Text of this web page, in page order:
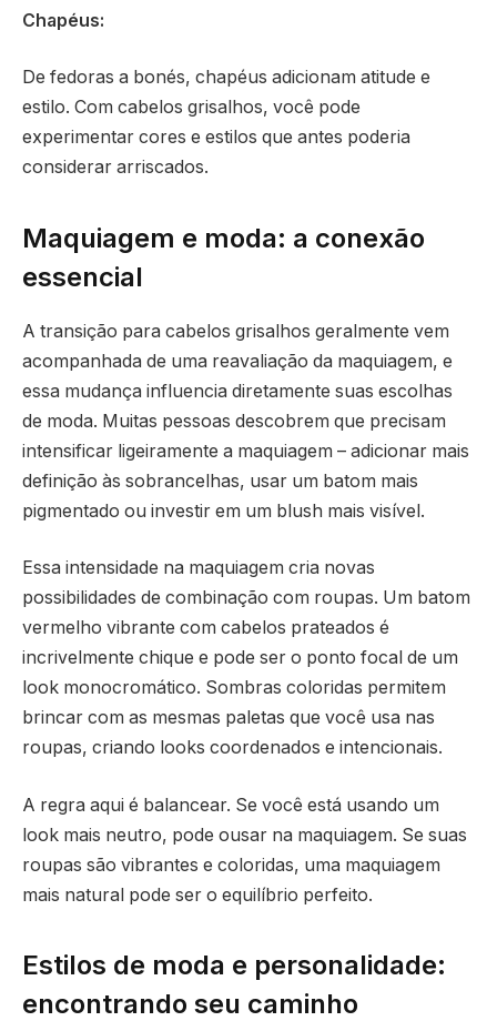
Chapéus:
De fedoras a bonés, chapéus adicionam atitude e
estilo. Com cabelos grisalhos, você pode
experimentar cores e estilos que antes poderia
considerar arriscados.
Maquiagem e moda: a conexão
essencial
A transição para cabelos grisalhos geralmente vem
acompanhada de uma reavaliação da maquiagem, e
essa mudança influencia diretamente suas escolhas
de moda. Muitas pessoas descobrem que precisam
intensificar ligeiramente a maquiagem – adicionar mais
definição às sobrancelhas, usar um batom mais
pigmentado ou investir em um blush mais visível.
Essa intensidade na maquiagem cria novas
possibilidades de combinação com roupas. Um batom
vermelho vibrante com cabelos prateados é
incrivelmente chique e pode ser o ponto focal de um
look monocromático. Sombras coloridas permitem
brincar com as mesmas paletas que você usa nas
roupas, criando looks coordenados e intencionais.
A regra aqui é balancear. Se você está usando um
look mais neutro, pode ousar na maquiagem. Se suas
roupas são vibrantes e coloridas, uma maquiagem
mais natural pode ser o equilíbrio perfeito.
Estilos de moda e personalidade:
encontrando seu caminho